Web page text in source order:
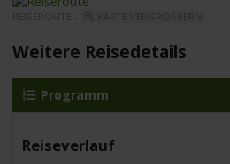
REISEROUTE -
Weitere Reisedetails
Programm
Reiseverlauf